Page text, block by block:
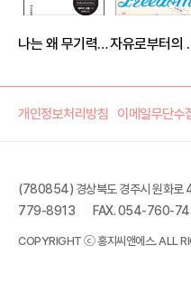
나는 왜 무기력을 되풀이하는가 자
개인정보처리방침 이메일무단수
(780854) 경상북도 경주시 원화로
779-8913
FAX. 054-760-
COPYRIGHT ⓒ 홍지씨앤에스. ALL